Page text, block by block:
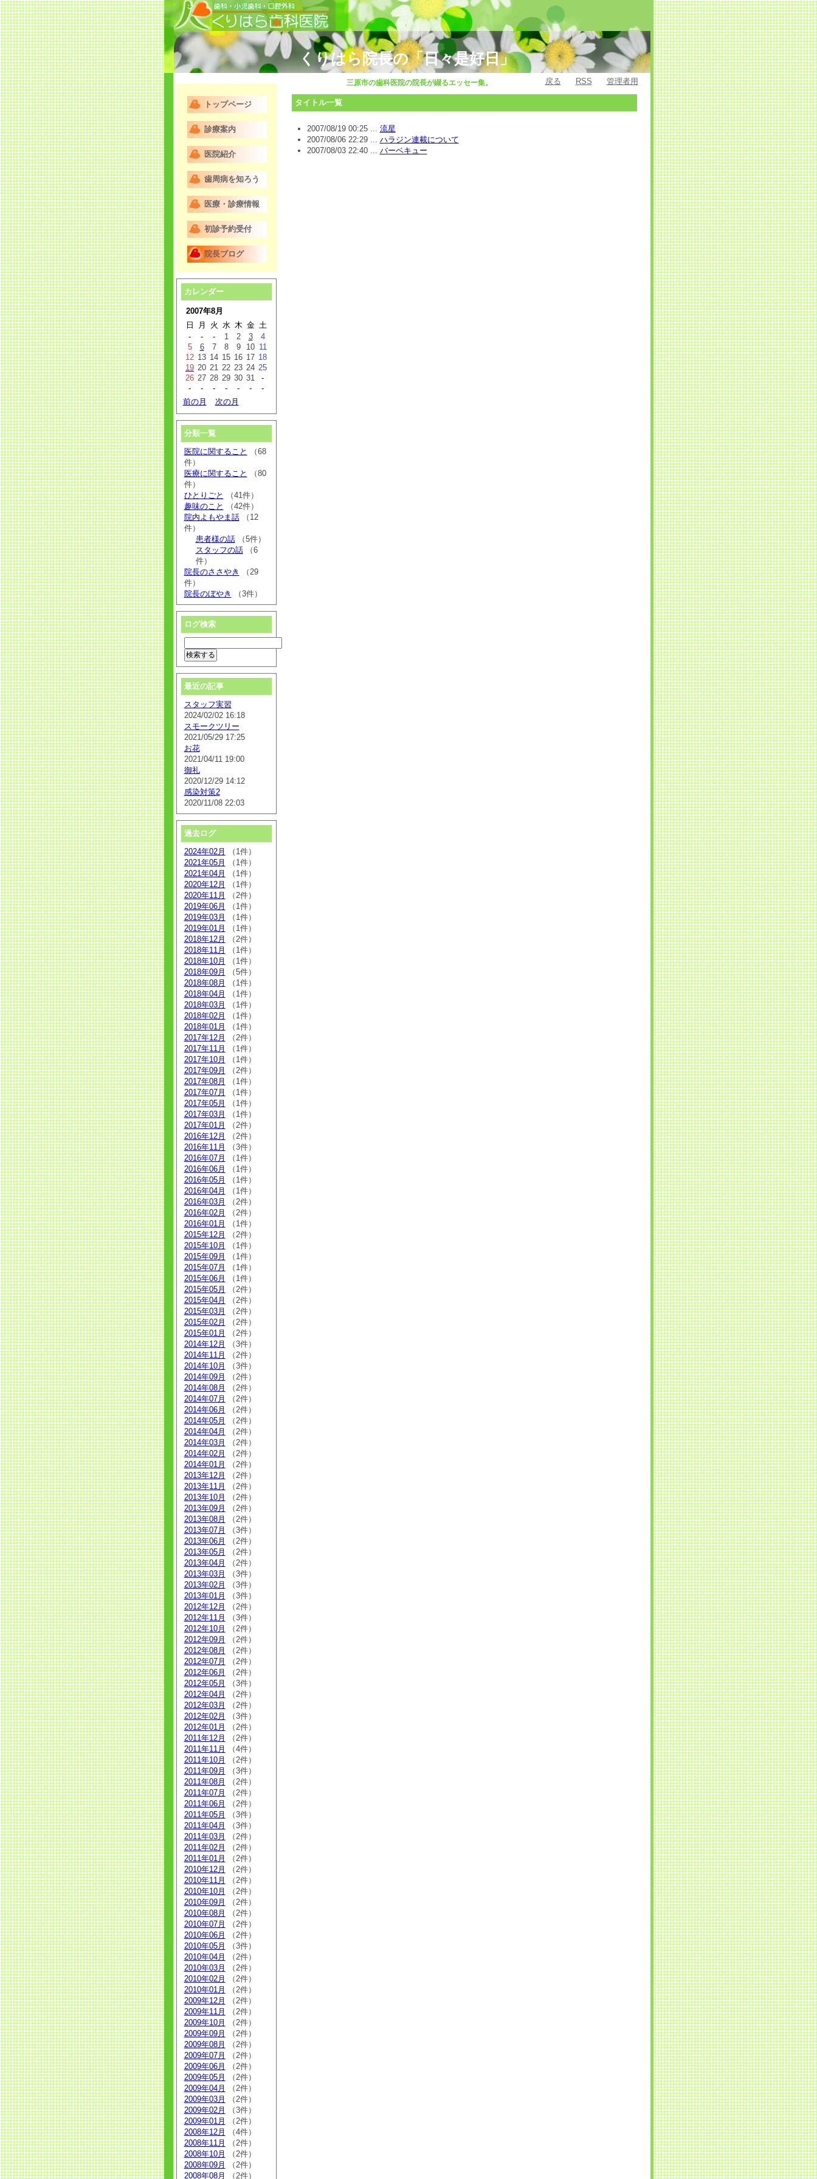
くりはら院長の「日々是好日」
三原市の歯科医院の院長が綴るエッセー集。 戻る RSS 管理者用
タイトル一覧
2007/08/19 00:25 ... 流星
2007/08/06 22:29 ... ハラジン連載について
2007/08/03 22:40 ... バーベキュー
トップページ
診療案内
医院紹介
歯周病を知ろう
医療・診療情報
初診予約受付
院長ブログ
カレンダー
2007年8月
日
月 火 水 木 金 土
-
- - 1 2 3
4
5
6 7 8 9 10 11
12 13 14 15 16 17 18
19 20 21 22 23 24 25
26 27 28 29 30 31
-
-
- - - - -
-
前の月
次の月
分類一覧
医院に関すること
（68
件）
医療に関すること
（80
件）
ひとりごと
（41件）
趣味のこと
（42件）
院内よもやま話（12
件）
患者様の話（5件）
スタッフの話（6
件）
院長のささやき
（29
件）
院長のぼやき
（3件）
ログ検索
最近の記事
スタッフ実習
2024/02/02 16:18
スモークツリー
2021/05/29 17:25
お花
2021/04/11 19:00
御礼
2020/12/29 14:12
感染対策2
2020/11/08 22:03
過去ログ
2024年02月
（1件）
2021年05月
（1件）
2021年04月
（1件）
2020年12月
（1件）
2020年11月
（2件）
2019年06月
（1件）
2019年03月
（1件）
2019年01月
（1件）
2018年12月
（2件）
2018年11月
（1件）
2018年10月
（1件）
2018年09月
（5件）
2018年08月
（1件）
2018年04月
（1件）
2018年03月
（1件）
2018年02月
（1件）
2018年01月
（1件）
2017年12月
（2件）
2017年11月
（1件）
2017年10月
（1件）
2017年09月
（2件）
2017年08月
（1件）
2017年07月
（1件）
2017年05月
（1件）
2017年03月
（1件）
2017年01月
（2件）
2016年12月
（2件）
2016年11月
（3件）
2016年07月
（1件）
2016年06月
（1件）
2016年05月
（1件）
2016年04月
（1件）
2016年03月
（2件）
2016年02月
（2件）
2016年01月
（1件）
2015年12月
（2件）
2015年10月
（1件）
2015年09月
（1件）
2015年07月
（1件）
2015年06月
（1件）
2015年05月
（2件）
2015年04月
（2件）
2015年03月
（2件）
2015年02月
（2件）
2015年01月
（2件）
2014年12月
（3件）
2014年11月
（2件）
2014年10月
（3件）
2014年09月
（2件）
2014年08月
（2件）
2014年07月
（2件）
2014年06月
（2件）
2014年05月
（2件）
2014年04月
（2件）
2014年03月
（2件）
2014年02月
（2件）
2014年01月
（2件）
2013年12月
（2件）
2013年11月
（2件）
2013年10月
（2件）
2013年09月
（2件）
2013年08月
（2件）
2013年07月
（3件）
2013年06月
（2件）
2013年05月
（2件）
2013年04月
（2件）
2013年03月
（3件）
2013年02月
（3件）
2013年01月
（3件）
2012年12月
（2件）
2012年11月
（3件）
2012年10月
（2件）
2012年09月
（2件）
2012年08月
（2件）
2012年07月
（2件）
2012年06月
（2件）
2012年05月
（3件）
2012年04月
（2件）
2012年03月
（2件）
2012年02月
（3件）
2012年01月
（2件）
2011年12月
（2件）
2011年11月
（4件）
2011年10月
（2件）
2011年09月
（3件）
2011年08月
（2件）
2011年07月
（2件）
2011年06月
（2件）
2011年05月
（3件）
2011年04月
（3件）
2011年03月
（2件）
2011年02月
（2件）
2011年01月
（2件）
2010年12月
（2件）
2010年11月
（2件）
2010年10月
（2件）
2010年09月
（2件）
2010年08月
（2件）
2010年07月
（2件）
2010年06月
（2件）
2010年05月
（3件）
2010年04月
（2件）
2010年03月
（2件）
2010年02月
（2件）
2010年01月
（2件）
2009年12月
（2件）
2009年11月
（2件）
2009年10月
（2件）
2009年09月
（2件）
2009年08月
（2件）
2009年07月
（2件）
2009年06月
（2件）
2009年05月
（2件）
2009年04月
（2件）
2009年03月
（2件）
2009年02月
（3件）
2009年01月
（2件）
2008年12月
（4件）
2008年11月
（2件）
2008年10月
（2件）
2008年09月
（2件）
2008年08月
（2件）